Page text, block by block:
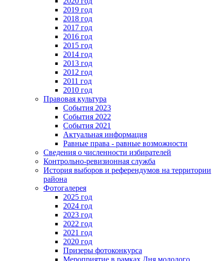
2019 год
2018 год
2017 год
2016 год
2015 год
2014 год
2013 год
2012 год
2011 год
2010 год
Правовая культура
События 2023
События 2022
События 2021
Актуальная информация
Равные права - равные возможности
Сведения о численности избирателей
Контрольно-ревизионная служба
История выборов и референдумов на территории
района
Фотогалерея
2025 год
2024 год
2023 год
2022 год
2021 год
2020 год
Призеры фотоконкурса
Мероприятие в рамках Дня молодого